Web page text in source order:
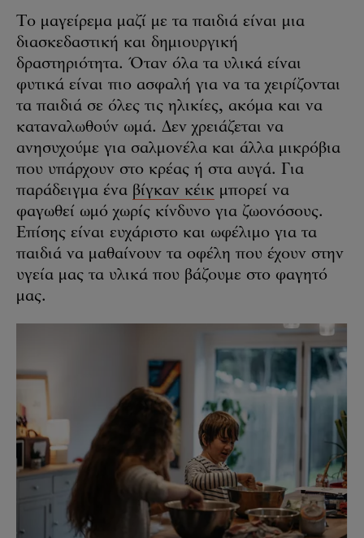
Το μαγείρεμα μαζί με τα παιδιά είναι μια
διασκεδαστική και δημιουργική
δραστηριότητα. Όταν όλα τα υλικά είναι
φυτικά είναι πιο ασφαλή για να τα χειρίζονται
τα παιδιά σε όλες τις ηλικίες, ακόμα και να
καταναλωθούν ωμά. Δεν χρειάζεται να
ανησυχούμε για σαλμονέλα και άλλα μικρόβια
που υπάρχουν στο κρέας ή στα αυγά. Για
παράδειγμα ένα βίγκαν κέικ μπορεί να
φαγωθεί ωμό χωρίς κίνδυνο για ζωονόσους.
Επίσης είναι ευχάριστο και ωφέλιμο για τα
παιδιά να μαθαίνουν τα οφέλη που έχουν στην
υγεία μας τα υλικά που βάζουμε στο φαγητό
μας.